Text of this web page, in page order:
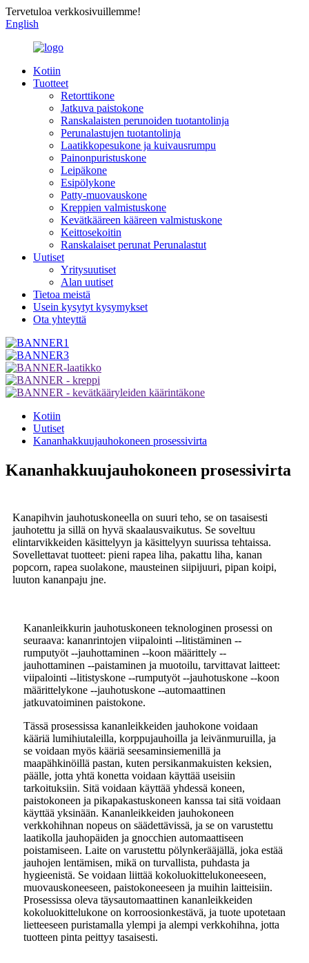
Tervetuloa verkkosivuillemme!
English
Kotiin
Tuotteet
Retorttikone
Jatkuva paistokone
Ranskalaisten perunoiden tuotantolinja
Perunalastujen tuotantolinja
Laatikkopesukone ja kuivausrumpu
Painonpuristuskone
Leipäkone
Esipölykone
Patty-muovauskone
Kreppien valmistuskone
Kevätkääreen kääreen valmistuskone
Keittosekoitin
Ranskalaiset perunat Perunalastut
Uutiset
Yritysuutiset
Alan uutiset
Tietoa meistä
Usein kysytyt kysymykset
Ota yhteyttä
Kotiin
Uutiset
Kananhakkuujauhokoneen prosessivirta
Kananhakkuujauhokoneen prosessivirta
Kanapihvin jauhotuskoneella on suuri teho, se on tasaisesti
jauhotettu ja sillä on hyvä skaalausvaikutus. Se soveltuu
elintarvikkeiden käsittelyyn ja käsittelyyn suurissa tehtaissa.
Sovellettavat tuotteet: pieni rapea liha, pakattu liha, kanan
popcorn, rapea suolakone, mausteinen siipijuuri, pipan koipi,
luuton kananpaju jne.
Kananleikkurin jauhotuskoneen teknologinen prosessi on
seuraava: kananrintojen viipalointi --litistäminen --
rumputyöt --jauhottaminen --koon määrittely --
jauhottaminen --paistaminen ja muotoilu, tarvittavat laitteet:
viipalointi --litistyskone --rumputyöt --jauhotuskone --koon
määrittelykone --jauhotuskone --automaattinen
jatkuvatoiminen paistokone.
Tässä prosessissa kananleikkeiden jauhokone voidaan
kääriä lumihiutaleilla, korppujauhoilla ja leivänmuruilla, ja
se voidaan myös kääriä seesaminsiemenillä ja
maapähkinöillä pastan, kuten persikanmakuisten keksien,
päälle, jotta yhtä konetta voidaan käyttää useisiin
tarkoituksiin. Sitä voidaan käyttää yhdessä koneen,
paistokoneen ja pikapakastuskoneen kanssa tai sitä voidaan
käyttää yksinään. Kananleikkeiden jauhokoneen
verkkohihnan nopeus on säädettävissä, ja se on varustettu
laatikolla jauhopäiden ja gnocchien automaattiseen
poistamiseen. Laite on varustettu pölynkerääjällä, joka estää
jauhojen lentämisen, mikä on turvallista, puhdasta ja
hygieenistä. Se voidaan liittää kokoluokittelukoneeseen,
muovauskoneeseen, paistokoneeseen ja muihin laitteisiin.
Prosessissa oleva täysautomaattinen kananleikkeiden
kokoluokittelukone on korroosionkestävä, ja tuote upotetaan
lietteeseen puristamalla ylempi ja alempi verkkohihna, jotta
tuotteen pinta peittyy tasaisesti.